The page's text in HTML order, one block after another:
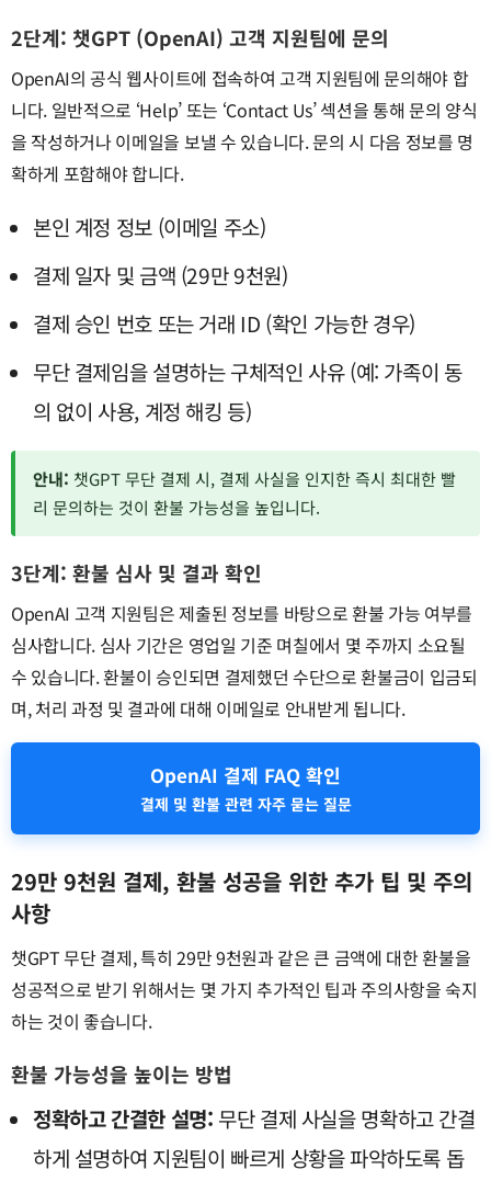
2단계: 챗GPT (OpenAI) 고객 지원팀에 문의
OpenAI의 공식 웹사이트에 접속하여 고객 지원팀에 문의해야 합
니다. 일반적으로 ‘Help’ 또는 ‘Contact Us’ 섹션을 통해 문의 양식
을 작성하거나 이메일을 보낼 수 있습니다. 문의 시 다음 정보를 명
확하게 포함해야 합니다.
본인 계정 정보 (이메일 주소)
결제 일자 및 금액 (29만 9천원)
결제 승인 번호 또는 거래 ID (확인 가능한 경우)
무단 결제임을 설명하는 구체적인 사유 (예: 가족이 동
의 없이 사용, 계정 해킹 등)
안내: 챗GPT 무단 결제 시, 결제 사실을 인지한 즉시 최대한 빨
리 문의하는 것이 환불 가능성을 높입니다.
3단계: 환불 심사 및 결과 확인
OpenAI 고객 지원팀은 제출된 정보를 바탕으로 환불 가능 여부를
심사합니다. 심사 기간은 영업일 기준 며칠에서 몇 주까지 소요될
수 있습니다. 환불이 승인되면 결제했던 수단으로 환불금이 입금되
며, 처리 과정 및 결과에 대해 이메일로 안내받게 됩니다.
OpenAI 결제 FAQ 확인
결제 및 환불 관련 자주 묻는 질문
29만 9천원 결제, 환불 성공을 위한 추가 팁 및 주의
사항
챗GPT 무단 결제, 특히 29만 9천원과 같은 큰 금액에 대한 환불을
성공적으로 받기 위해서는 몇 가지 추가적인 팁과 주의사항을 숙지
하는 것이 좋습니다.
환불 가능성을 높이는 방법
정확하고 간결한 설명: 무단 결제 사실을 명확하고 간결
하게 설명하여 지원팀이 빠르게 상황을 파악하도록 돕